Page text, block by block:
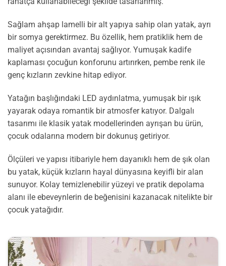
Sağlam ahşap lamelli bir alt yapıya sahip olan yatak, ayrı
bir somya gerektirmez. Bu özellik, hem pratiklik hem de
maliyet açısından avantaj sağlıyor. Yumuşak kadife
kaplaması çocuğun konforunu artırırken, pembe renk ile
genç kızların zevkine hitap ediyor.
Yatağın başlığındaki LED aydınlatma, yumuşak bir ışık
yayarak odaya romantik bir atmosfer katıyor. Dalgalı
tasarımı ile klasik yatak modellerinden ayrışan bu ürün,
çocuk odalarına modern bir dokunuş getiriyor.
Ölçüleri ve yapısı itibariyle hem dayanıklı hem de şık olan
bu yatak, küçük kızların hayal dünyasına keyifli bir alan
sunuyor. Kolay temizlenebilir yüzeyi ve pratik depolama
alanı ile ebeveynlerin de beğenisini kazanacak nitelikte bir
çocuk yatağıdır.